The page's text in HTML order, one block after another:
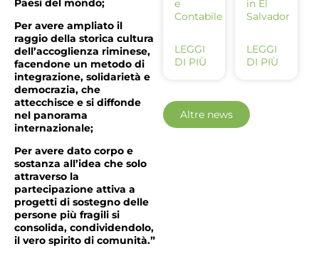
Paesi del mondo;
Per avere ampliato il
raggio della storica cultura
dell’accoglienza riminese,
facendone un metodo di
integrazione, solidarietà e
democrazia, che
attecchisce e si diffonde
nel panorama
internazionale;
Per avere dato corpo e
sostanza all’idea che solo
attraverso la
partecipazione attiva a
progetti di sostegno delle
persone più fragili si
consolida, condividendolo,
il vero spirito di comunità.”
e
Contabile
LEGGI
DI PIÙ
in El
Salvador
LEGGI
DI PIÙ
Altre news